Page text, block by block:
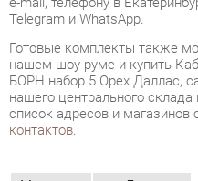
список адресов и магазинов
Материал Лдсп
Цвет Орех даллас